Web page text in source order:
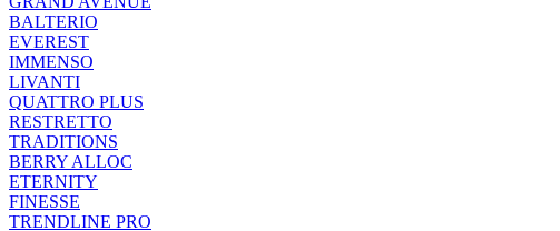
BALTERIO
EVEREST
IMMENSO
LIVANTI
QUATTRO PLUS
RESTRETTO
TRADITIONS
BERRY ALLOC
ETERNITY
FINESSE
TRENDLINE PRO